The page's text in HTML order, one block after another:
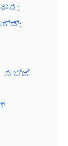
ಸಬ್ಜಿ